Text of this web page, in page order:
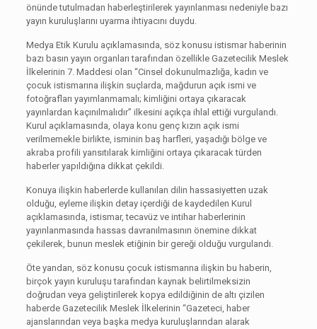
önünde tutulmadan haberleştirilerek yayınlanması nedeniyle bazı
yayın kuruluşlarını uyarma ihtiyacını duydu.
Medya Etik Kurulu açıklamasında, söz konusu istismar haberinin
bazı basın yayın organları tarafından özellikle Gazetecilik Meslek
İlkelerinin 7. Maddesi olan “Cinsel dokunulmazlığa, kadın ve
çocuk istismarına ilişkin suçlarda, mağdurun açık ismi ve
fotoğrafları yayımlanmamalı; kimliğini ortaya çıkaracak
yayınlardan kaçınılmalıdır” ilkesini açıkça ihlal ettiği vurgulandı.
Kurul açıklamasında, olaya konu genç kızın açık ismi
verilmemekle birlikte, isminin baş harfleri, yaşadığı bölge ve
akraba profili yansıtılarak kimliğini ortaya çıkaracak türden
haberler yapıldığına dikkat çekildi.
Konuya ilişkin haberlerde kullanılan dilin hassasiyetten uzak
olduğu, eyleme ilişkin detay içerdiği de kaydedilen Kurul
açıklamasında, istismar, tecavüz ve intihar haberlerinin
yayınlanmasında hassas davranılmasının önemine dikkat
çekilerek, bunun meslek etiğinin bir gereği olduğu vurgulandı.
Öte yandan, söz konusu çocuk istismarına ilişkin bu haberin,
birçok yayın kuruluşu tarafından kaynak belirtilmeksizin
doğrudan veya geliştirilerek kopya edildiğinin de altı çizilen
haberde Gazetecilik Meslek İlkelerinin “Gazeteci, haber
ajanslarından veya başka medya kuruluşlarından alarak